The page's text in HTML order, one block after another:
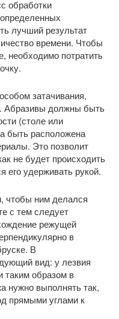
обработки
лучший результат
времени. Чтобы
необходимо потратить
затачивания,
Абразивы должны быть
(столе или
быть расположена
Это позволит
не будет происходить
его удерживать рукой.
чтобы ним делался
с тем следует
режущей
в
В
вид: у лезвия
таким образом в
нужно выполнять так,
прямыми углами к